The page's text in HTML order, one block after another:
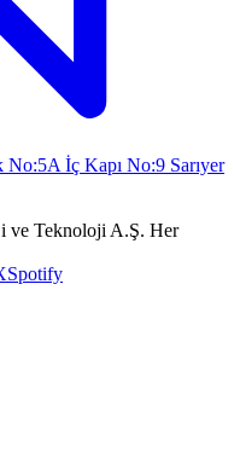
İç Kapı No:9 Sarıyer
ve Teknoloji A.Ş. Her
Spotify